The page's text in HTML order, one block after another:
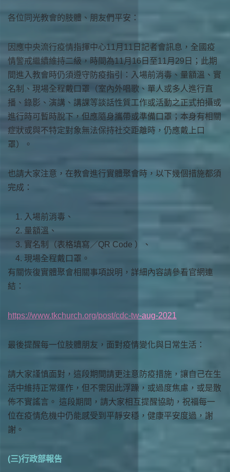
各位同光教會的肢體、朋友們平安：
因應中央流行疫情指揮中心11月11日記者會訊息，全國疫
情警戒繼續維持二級，時間為11月16日至11月29日；此期
間進入教會時仍須遵守防疫指引：入場前消毒、量額溫、實
名制、現場全程戴口罩（室內外唱歌、單人或多人進行直
播、錄影、演講、講課等談話性質工作或活動之正式拍攝或
進行時可暫時脫下，但應隨身攜帶或準備口罩；本身有相關
症狀或與不特定對象無法保持社交距離時，仍應戴上口
罩）。
也請大家注意，在教會進行實體聚會時，以下幾個措施都須
完成：
入場前消毒、
量額溫、
實名制（表格填寫／QR Code ）、
現場全程戴口罩。
有關恢復實體聚會相關事項說明，詳細內容請參看官網連
結：
https://www.tkchurch.org/post/cdc-tw-aug-2021
最後提醒每一位肢體朋友，面對疫情變化與日常生活：
請大家謹慎面對，這段期間請更注意防疫措施，讓自己在生
活中維持正常運作，但不需因此浮躁，或過度焦慮，或是散
佈不實謠言。 這段期間，請大家相互提醒協助，祝福每一
位在疫情危機中仍能感受到平靜安穩，健康平安度過，謝
謝。
(三)行政部報告